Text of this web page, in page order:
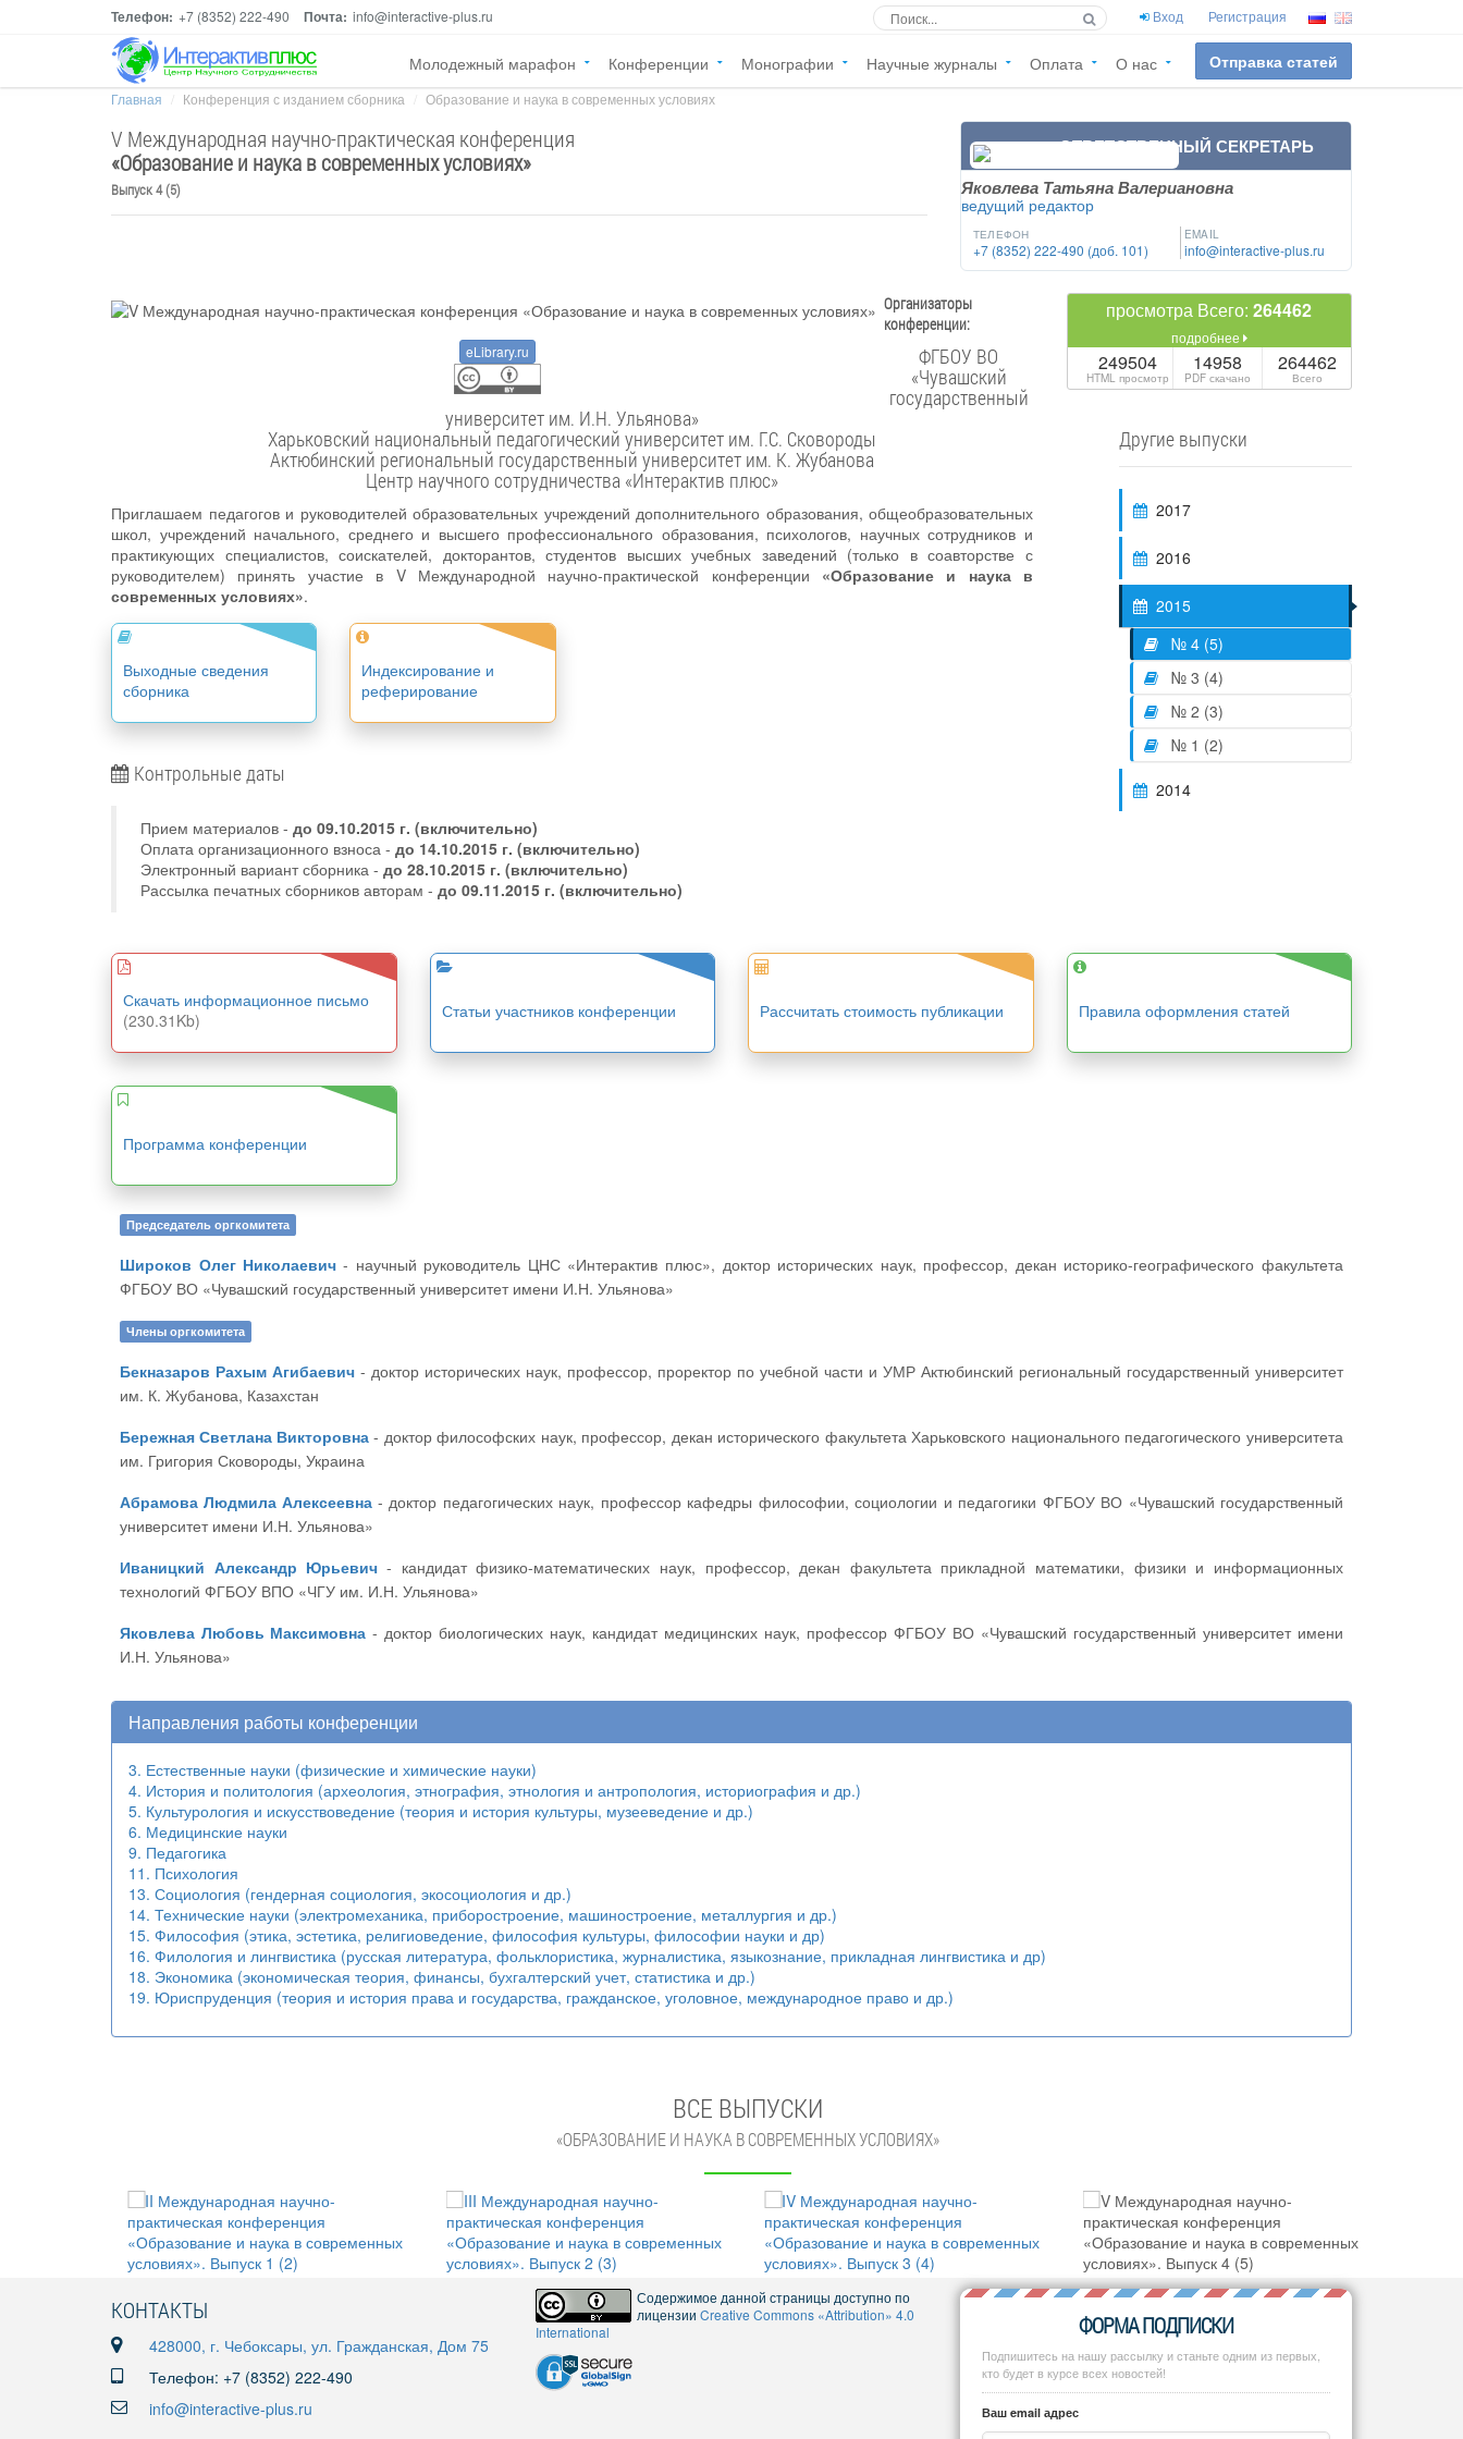
Телефон: +7 (8352) 222-490 Почта: info@interactive-plus.ru Вход Регистрация
Молодежный марафон Конференции Монографии Научные журналы Оплата О нас Отправка статей
Главная Конференция с изданием сборника Образование и наука в современных условиях
V Международная научно-практическая конференция
«Образование и наука в современных условиях»
Выпуск 4 (5)
ОТВЕТСТВЕННЫЙ СЕКРЕТАРЬ
Яковлева Татьяна Валериановна
ведущий редактор
ТЕЛЕФОН
+7 (8352) 222-490 (доб. 101)
EMAIL
info@interactive-plus.ru
eLibrary.ru
Организаторы
конференции:
ФГБОУ ВО
«Чувашский
государственный
университет им. И.Н. Ульянова»
Харьковский национальный педагогический университет им. Г.С. Сковороды
Актюбинский региональный государственный университет им. К. Жубанова
Центр научного сотрудничества «Интерактив плюс»
Приглашаем педагогов и руководителей образовательных учреждений дополнительного образования, общеобразовательных
школ, учреждений начального, среднего и высшего профессионального образования, психологов, научных сотрудников и
практикующих специалистов, соискателей, докторантов, студентов высших учебных заведений (только в соавторстве с
руководителем) принять участие в V Международной научно-практической конференции «Образование и наука в
современных условиях».
Выходные сведения
сборника
Индексирование и
реферирование
Контрольные даты
Прием материалов - до 09.10.2015 г. (включительно)
Оплата организационного взноса - до 14.10.2015 г. (включительно)
Электронный вариант сборника - до 28.10.2015 г. (включительно)
Рассылка печатных сборников авторам - до 09.11.2015 г. (включительно)
просмотра Всего:264462
подробнее
249504
HTML просмотр
14958
PDF скачано
264462
Всего
Другие выпуски
2017
2016
2015
№ 4 (5)
№ 3 (4)
№ 2 (3)
№ 1 (2)
2014
Скачать информационное письмо
(230.31Kb)
Статьи участников конференции Рассчитать стоимость публикации Правила оформления статей
Программа конференции
Председатель оргкомитета
Широков Олег Николаевич
ФГБОУ ВО «Чувашский государственный университет имени И.Н. Ульянова»
Члены оргкомитета
Бекназаров Рахым Агибаевич
им. К. Жубанова, Казахстан
Бережная Светлана Викторовна
им. Григория Сковороды, Украина
Абрамова Людмила Алексеевна
университет имени И.Н. Ульянова»
Иваницкий Александр Юрьевич
технологий ФГБОУ ВПО «ЧГУ им. И.Н. Ульянова»
Яковлева Любовь Максимовна
И.Н. Ульянова»
Направления работы конференции
3. Естественные науки (физические и химические науки)
4. История и политология (археология, этнография, этнология и антропология, историография и др.)
5. Культурология и искусствоведение (теория и история культуры, музееведение и др.)
6. Медицинские науки
9. Педагогика
11. Психология
13. Социология (гендерная социология, экосоциология и др.)
14. Технические науки (электромеханика, приборостроение, машиностроение, металлургия и др.)
15. Философия (этика, эстетика, религиоведение, философия культуры, философии науки и др)
16. Филология и лингвистика (русская литература, фольклористика, журналистика, языкознание, прикладная лингвистика и др)
18. Экономика (экономическая теория, финансы, бухгалтерский учет, статистика и др.)
19. Юриспруденция (теория и история права и государства, гражданское, уголовное, международное право и др.)
ВСЕ ВЫПУСКИ
«ОБРАЗОВАНИЕ И НАУКА В СОВРЕМЕННЫХ УСЛОВИЯХ»
КОНТАКТЫ
428000, г. Чебоксары, ул. Гражданская, Дом 75
Телефон: +7 (8352) 222-490
info@interactive-plus.ru
Содержимое данной страницы доступно по
лицензии Creative Commons «Attribution» 4.0
International
ФОРМА ПОДПИСКИ
Подпишитесь на нашу рассылку и станьте одним из первых,
кто будет в курсе всех новостей!
Ваш email адрес